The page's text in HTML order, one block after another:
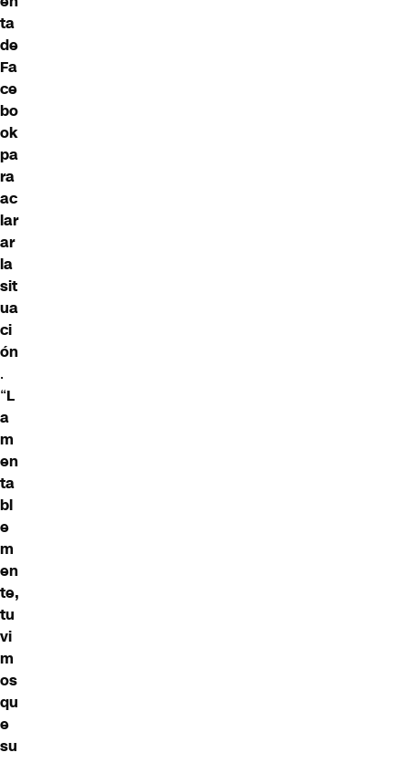
ta
de
Fa
ce
bo
ok
pa
ra
ac
lar
ar
la
sit
ua
ci
ón
.
“L
a
m
en
ta
bl
e
m
en
te,
tu
vi
m
os
qu
e
su